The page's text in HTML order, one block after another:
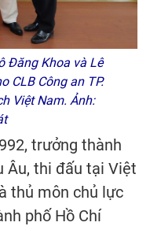
Đăng Khoa và Lê
CLB Công an TP.
Việt Nam. Ảnh:
trưởng thành
Âu, thi đấu tại Việt
thủ môn chủ lực
phố Hồ Chí